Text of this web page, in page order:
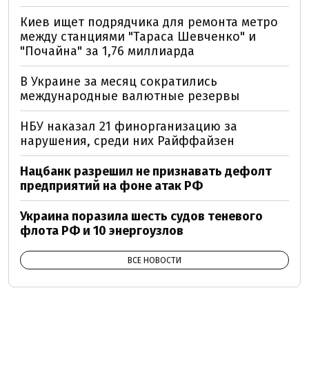
Киев ищет подрядчика для ремонта метро
между станциями "Тараса Шевченко" и
"Почайна" за 1,76 миллиарда
В Украине за месяц сократились
международные валютные резервы
НБУ наказал 21 финорганизацию за
нарушения, среди них Райффайзен
Нацбанк разрешил не признавать дефолт
предприятий на фоне атак РФ
Украина поразила шесть судов теневого
флота РФ и 10 энергоузлов
ВСЕ НОВОСТИ